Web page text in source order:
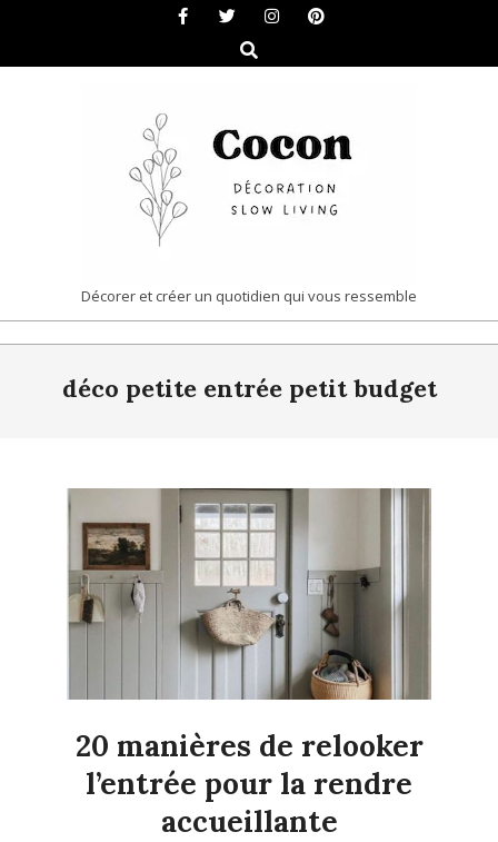
content
Search
COCON
|
DÉCORATION
LIVING
Décorer et créer un quotidien qui vous ressemble
Navigationdéco petite entrée petit budget
20 manières de relooker
l’entrée pour la rendre
accueillante